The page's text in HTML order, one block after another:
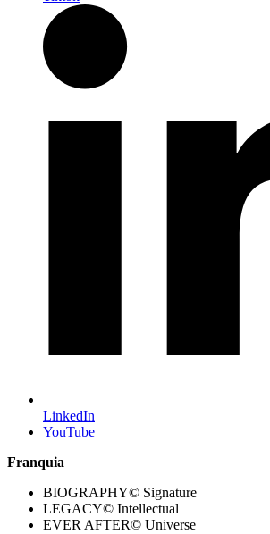
LinkedIn
YouTube
Franquia
BIOGRAPHY© Signature
LEGACY© Intellectual
EVER AFTER© Universe